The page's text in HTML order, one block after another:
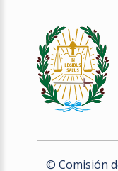
© Comisión